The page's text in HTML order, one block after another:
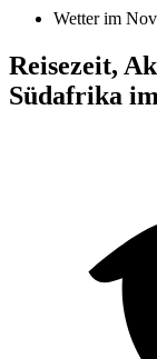
Wetter im
Reisezeit,
Südafrika